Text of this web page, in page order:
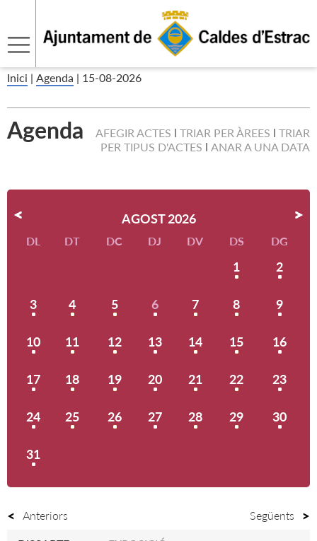
Inici | Agenda | 15-08-2026
Agenda AFEGIR ACTES TRIAR PER ÀREES
TRIAR
PER TIPUS D'ACTES
ANAR A UNA DATA
AGOST 2026
DL DT DC DJ DV DS DG
1 2
3 4 5 6 7 8 9
10 11 12 13 14 15 16
17 18 19 20 21 22 23
24 25 26 27 28 29 30
31
Anteriors Següents